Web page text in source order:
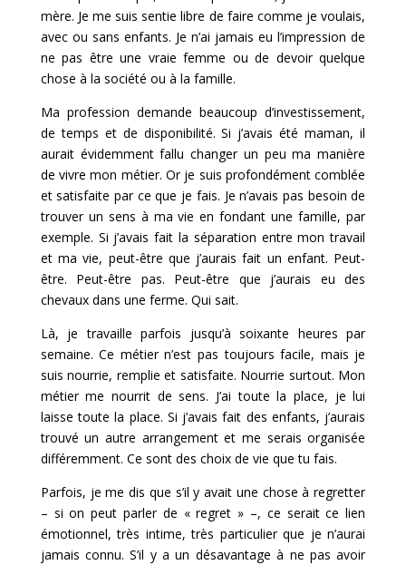
mère. Je me suis sentie libre de faire comme je voulais,
avec ou sans enfants. Je n’ai jamais eu l’impression de
ne pas être une vraie femme ou de devoir quelque
chose à la société ou à la famille.
Ma profession demande beaucoup d’investissement,
de temps et de disponibilité. Si j’avais été maman, il
aurait évidemment fallu changer un peu ma manière
de vivre mon métier. Or je suis profondément comblée
et satisfaite par ce que je fais. Je n’avais pas besoin de
trouver un sens à ma vie en fondant une famille, par
exemple. Si j’avais fait la séparation entre mon travail
et ma vie, peut-être que j’aurais fait un enfant. Peut-
être. Peut-être pas. Peut-être que j’aurais eu des
chevaux dans une ferme. Qui sait.
Là, je travaille parfois jusqu’à soixante heures par
semaine. Ce métier n’est pas toujours facile, mais je
suis nourrie, remplie et satisfaite. Nourrie surtout. Mon
métier me nourrit de sens. J’ai toute la place, je lui
laisse toute la place. Si j’avais fait des enfants, j’aurais
trouvé un autre arrangement et me serais organisée
différemment. Ce sont des choix de vie que tu fais.
Parfois, je me dis que s’il y avait une chose à regretter
– si on peut parler de « regret » –, ce serait ce lien
émotionnel, très intime, très particulier que je n’aurai
jamais connu. S’il y a un désavantage à ne pas avoir